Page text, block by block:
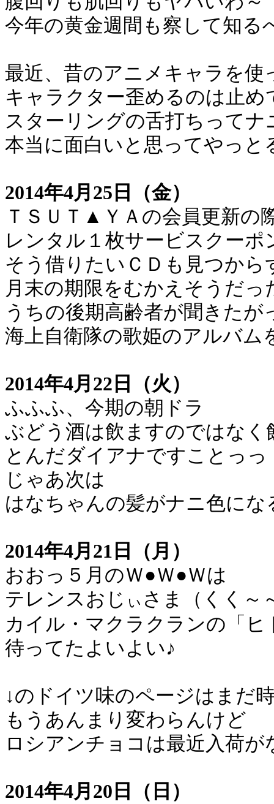
今年の黄金週間も察して知る
最近、昔のアニメキャラを
キャラクター歪めるのは止
スターリングの舌打ちってナ
本当に面白いと思ってやっと
2014年4月25日（金）
ＴＳＵＴ▲ＹＡの会員更新の
レンタル１枚サービスクー
そう借りたいＣＤも見つから
月末の期限をむかえそうだっ
うちの後期高齢者が聞きたが
海上自衛隊の歌姫のアルバム
2014年4月22日（火）
ふふふ、今期の朝ドラ
ぶどう酒は飲ますのではなく
とんだダイアナですことっっ
じゃあ次は
はなちゃんの髪がナニ色に
2014年4月21日（月）
おおっ５月のＷ●Ｗ●Ｗは
テレンスおじ ぃ さま（くく～
カイル・マクラクランの「
待ってたよいよい♪
↓のドイツ味のページはまだ
もうあんまり変わらんけど
ロシアンチョコは最近入荷
2014年4月20日（日）